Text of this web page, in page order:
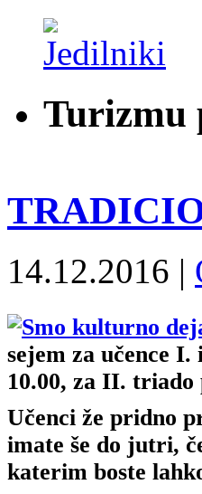
Turizmu
14.12.2016 |
sejem za učence
10.00, za II. triado
Učenci že pridno
imate še do jutri,
katerim boste